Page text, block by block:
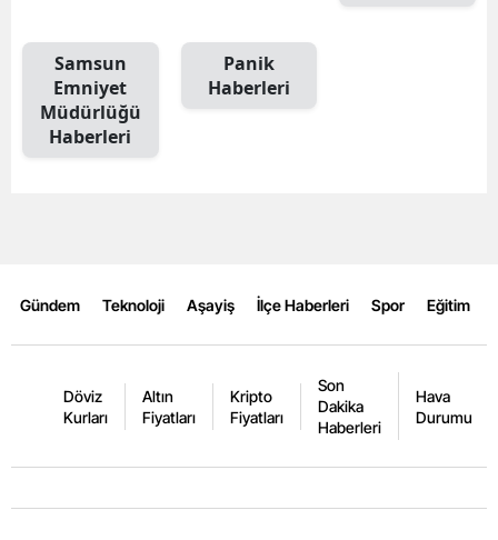
Muş
Nevşehir
Niğde
Ordu
Samsun
Emniyet
Müdürlüğü
Haberleri
Panik
Haberleri
Gündem Teknoloji Aşayiş İlçe Haberleri Spor Eğitim
Döviz
Kurları
Altın
Fiyatları
Kripto
Fiyatları
Son
Dakika
Haberleri
Hava
Durumu